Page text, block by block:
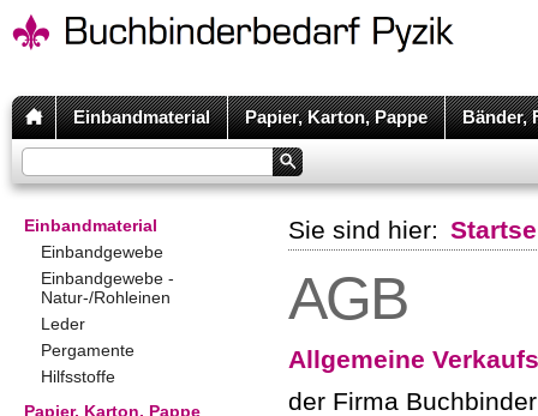
Einbandmaterial Papier, Karton, Pappe Bänder,
Einbandmaterial
Einbandgewebe
Einbandgewebe -
Natur-/Rohleinen
Leder
Pergamente
Hilfsstoffe
Papier, Karton, Pappe
Sie sind hier:
AGB
Allgemeine
der Firma